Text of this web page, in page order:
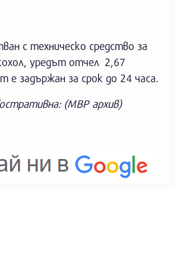
с техническо средство за
уредът отчел 2,67
е задържан за срок до 24 часа.
(МВР архив)